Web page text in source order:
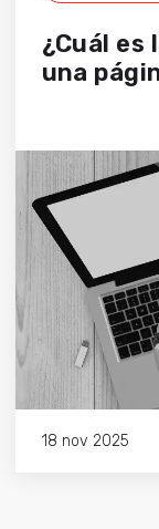
¿Cuál es
una
18 nov 2025